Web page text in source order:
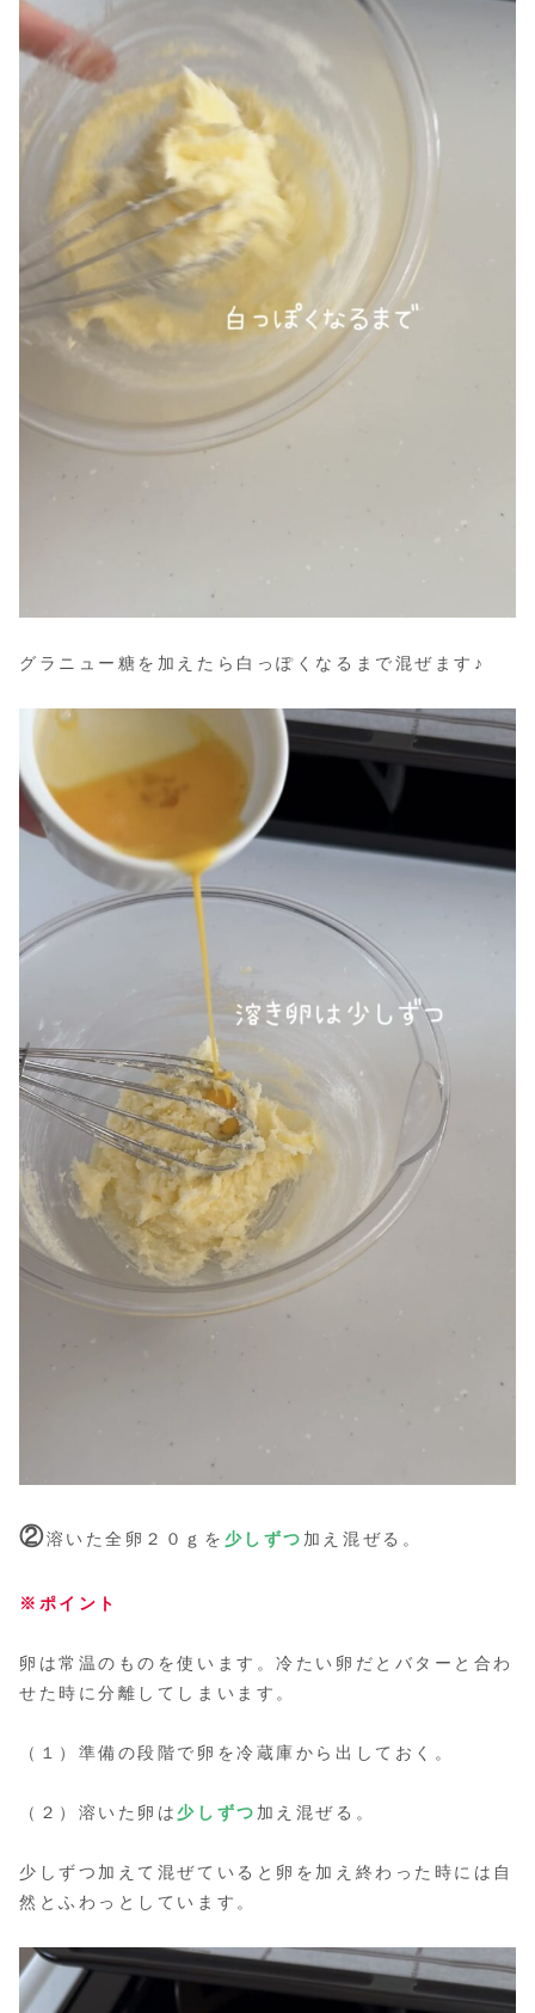
グラニュー糖を加えたら白っぽくなるまで混ぜます♪
②溶いた全卵２０ｇを 少しずつ 加え混ぜる。
※ポイント
卵は常温のものを使います。冷たい卵だとバターと合わ
せた時に分離してしまいます。
（１）準備の段階で卵を冷蔵庫から出しておく。
（２）溶いた卵は 少しずつ 加え混ぜる。
少しずつ加えて混ぜていると卵を加え終わった時には自
然とふわっとしています。